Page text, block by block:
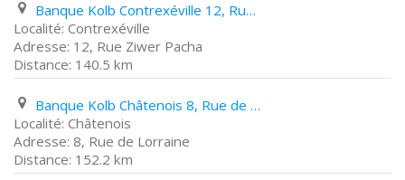
Banque Kolb Contrexéville 12, Rue Ziwer Pacha
Contrexéville
12, Rue Ziwer Pacha
140.5 km
Banque Kolb Châtenois 8, Rue de Lorraine
Châtenois
8, Rue de Lorraine
152.2 km